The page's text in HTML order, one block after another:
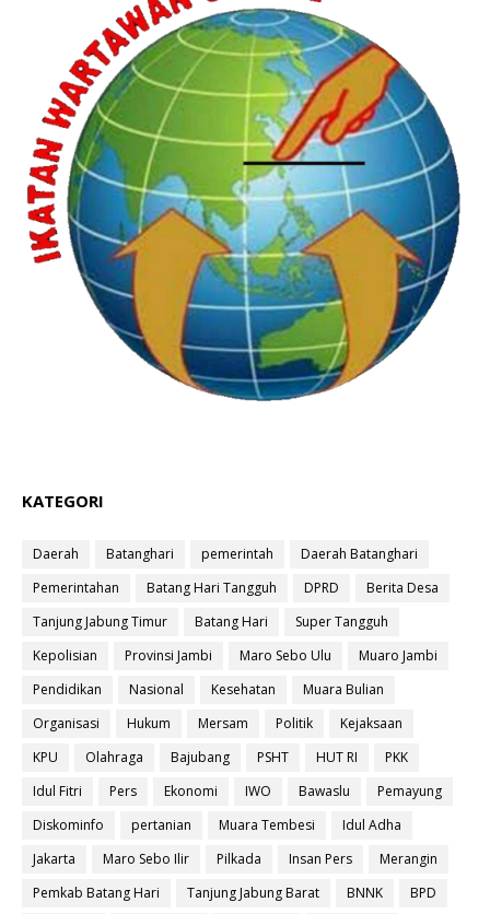
KATEGORI
Daerah Batanghari pemerintah
Daerah Batanghari
Pemerintahan
Batang Hari Tangguh DPRD
Berita Desa
Tanjung Jabung Timur
Batang Hari
Super Tangguh
Kepolisian
Provinsi Jambi Maro Sebo Ulu
Muaro Jambi
Pendidikan
Nasional Kesehatan
Muara Bulian
Organisasi
Hukum Mersam Politik
Kejaksaan
KPU
Olahraga Bajubang PSHT HUT RI
PKK
Idul Fitri
Pers Ekonomi IWO Bawaslu
Pemayung
Diskominfo
pertanian Muara Tembesi
Idul Adha
Jakarta
Maro Sebo Ilir Pilkada Insan Pers
Merangin
Pemkab Batang Hari
Tanjung Jabung Barat BNNK
BPD